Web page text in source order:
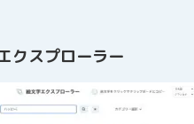
クスプローラー